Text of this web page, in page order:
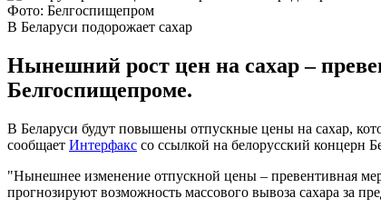
Фото: Белгоспищепром
В Беларуси подорожает сахар
Нынешний рост цен на сахар –
Белгоспищепроме.
В Беларуси будут повышены отпускные цены на сахар,
сообщает Интерфакс со ссылкой на белорусский концерн
"Нынешнее изменение отпускной цены – превентивная
прогнозируют возможность массового вывоза сахара за